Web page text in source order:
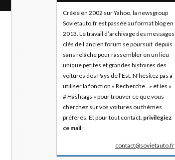
Créée en 2002 sur Yahoo, la newsgroup
Sovietauto.fr est passée au format blog en
2013. Le travail d’archivage des messages
clés de l’ancien forum se poursuit depuis
sans relâche pour rassembler en un lieu
unique petites et grandes histoires des
voitures des Pays de l’Est. N'hésitez pas à
utiliser la fonction « Recherche.. » et les «
# Hashtags » pour trouver ce que vous
cherchez sur vos voitures ou thèmes
préférés. Et pour tout contact, privilégiez
ce mail:
contact@sovietauto.fr